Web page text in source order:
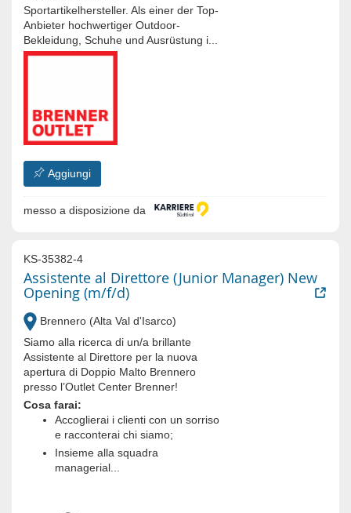
Sportartikelhersteller. Als einer der Top-
Anbieter hochwertiger Outdoor-
Bekleidung, Schuhe und Ausrüstung i...
Aggiungi
messo a disposizione da
KS-35382-4
Assistente al Direttore (Junior Manager) New
Opening (m/f/d)
Brennero (Alta Val d'Isarco)
Siamo alla ricerca di un/a brillante
Assistente al Direttore per la nuova
apertura di Doppio Malto Brennero
presso l’Outlet Center Brenner!
Cosa farai:
Accoglierai i clienti con un sorriso
e racconterai chi siamo;
Insieme alla squadra
managerial...